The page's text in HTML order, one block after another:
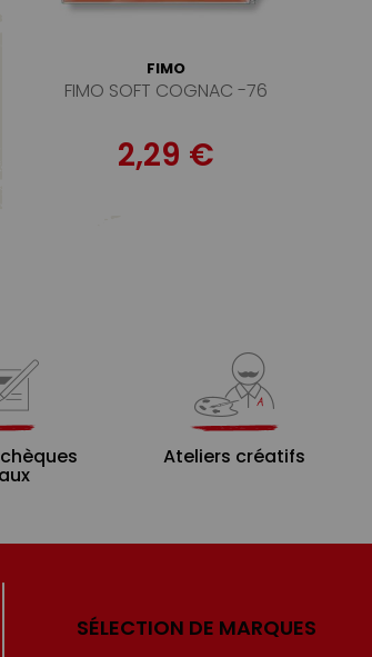
FIMO
FIMO SOFT COGNAC -76
2,29 €
Ateliers créatifs
SÉLECTION DE MARQUES